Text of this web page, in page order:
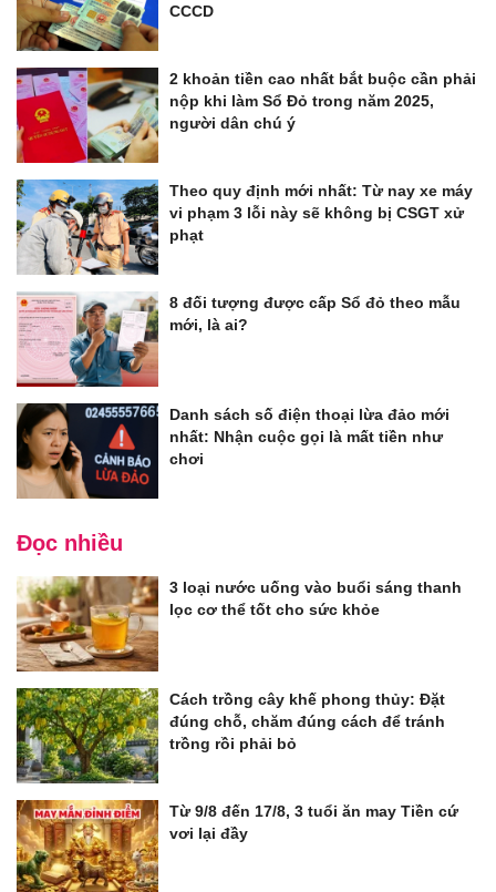
CCCD
2 khoản tiền cao nhất bắt buộc cần phải
nộp khi làm Sổ Đỏ trong năm 2025,
người dân chú ý
Theo quy định mới nhất: Từ nay xe máy
vi phạm 3 lỗi này sẽ không bị CSGT xử
phạt
8 đối tượng được cấp Sổ đỏ theo mẫu
mới, là ai?
Danh sách số điện thoại lừa đảo mới
nhất: Nhận cuộc gọi là mất tiền như
chơi
Đọc nhiều
3 loại nước uống vào buổi sáng thanh
lọc cơ thể tốt cho sức khỏe
Cách trồng cây khế phong thủy: Đặt
đúng chỗ, chăm đúng cách để tránh
trồng rồi phải bỏ
Từ 9/8 đến 17/8, 3 tuổi ăn may Tiền cứ
vơi lại đầy